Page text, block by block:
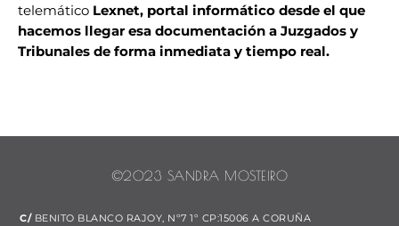
telemático Lexnet, portal informático desde el que
hacemos llegar esa documentación a Juzgados y
Tribunales de forma inmediata y tiempo real.
©2023 SANDRA MOSTEIRO
C/BENITO BLANCO RAJOY, Nº7 1º CP:15006 A CORUÑA